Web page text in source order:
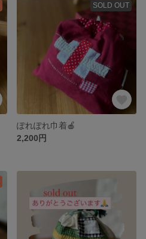
SOLD OUT
ぽれぽれ巾着🍎
2,200円